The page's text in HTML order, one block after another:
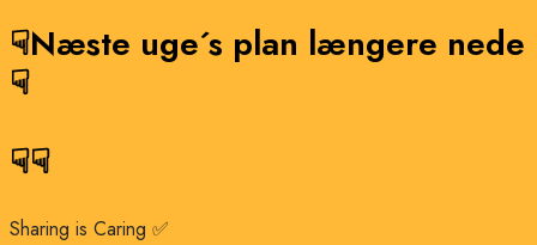
☟Næste uge´s plan længere nede
☟
☟☟
Sharing is Caring​ ✅